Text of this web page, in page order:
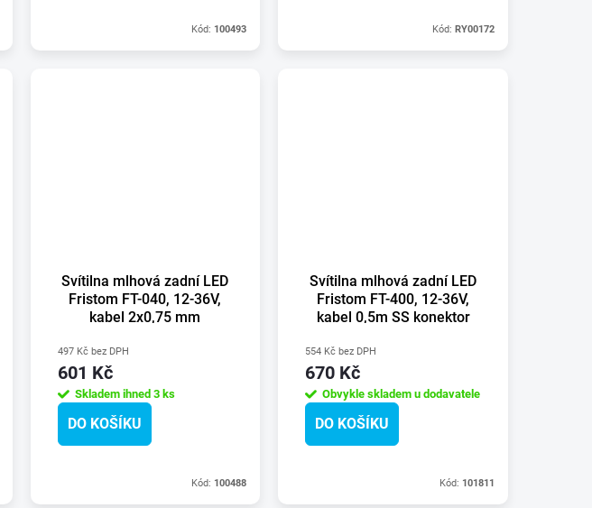
Kód: 100493 Kód: RY00172
Svítilna mlhová zadní LED
Fristom FT-040, 12-36V,
kabel 2x0,75 mm
497 Kč bez DPH
601 Kč
Skladem ihned 3 ks
DO KOŠÍKU
Kód: 100488
Svítilna mlhová zadní LED
Fristom FT-400, 12-36V,
kabel 0,5m SS konektor
554 Kč bez DPH
670 Kč
Obvykle skladem u dodavatele
DO KOŠÍKU
Kód: 101811